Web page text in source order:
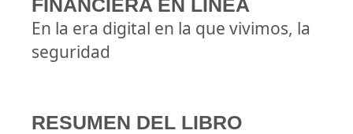
FINANCIERA EN LÍNEA
En la era digital en la que vivimos, la
seguridad
RESUMEN DEL LIBRO